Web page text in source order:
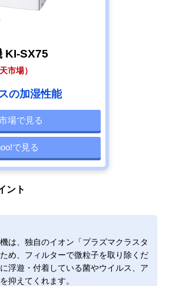
KI-SX75
市場）
の加湿性能
場で見る
で見る
ント
は、独自のイオン「プラズマクラスタ
め、フィルターで微粒子を取り除くだ
浮遊・付着している菌やウイルス、ア
抑えてくれます。